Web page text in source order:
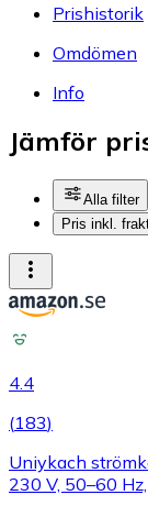
Prishistorik
Omdömen
Info
Jämför
Alla filter
Pris inkl.
4.4
(183)
Uniykach
230 V, 50–60